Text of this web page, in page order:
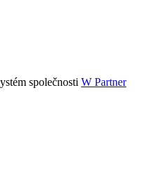
společnosti W Partner